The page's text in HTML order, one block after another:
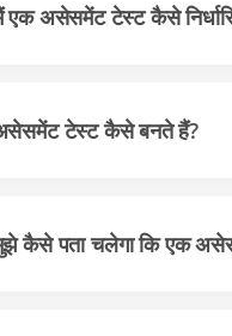
एक असेसमेंट टेस्ट कैसे
टेस्ट कैसे बनते हैं?
कैसे पता चलेगा कि एक